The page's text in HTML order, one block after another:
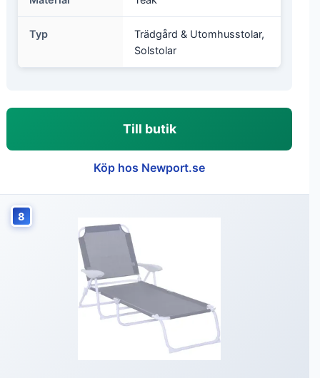
Typ
Trädgård & Utomhusstolar,
Solstolar
Till butik
Köp hos Newport.se
8